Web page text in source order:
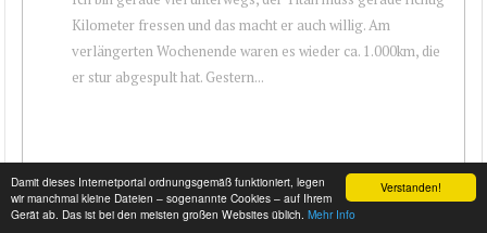
Verstanden!
Damit dieses Internetportal ordnungsgemäß funktioniert, legen
wir manchmal kleine Dateien – sogenannte Cookies – auf Ihrem
Gerät ab. Das ist bei den meisten großen Websites üblich. Mehr Info
Kilometer fressen und das macht er auch willig. Am
verlängerten Wochenende waren es wieder ca. 1.000km, die
er stur abgespult hat. Gestern...